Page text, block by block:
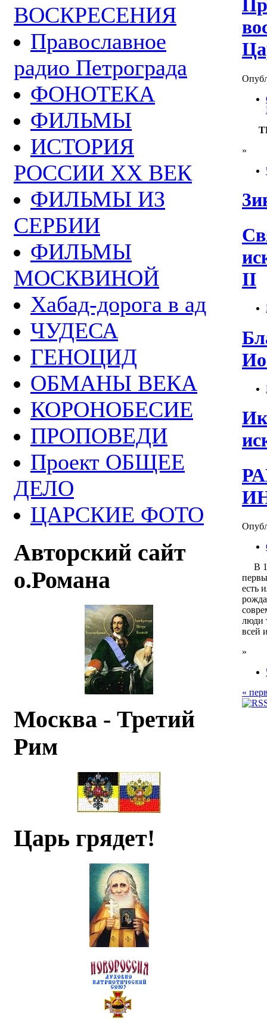
ВОСКРЕСЕНИЯ
Православное
радио Петрограда
ФОНОТЕКА
ФИЛЬМЫ
ИСТОРИЯ
РОССИИ ХХ ВЕК
ФИЛЬМЫ ИЗ
СЕРБИИ
ФИЛЬМЫ
МОСКВИНОЙ
Хабад-дорога в ад
ЧУДЕСА
ГЕНОЦИД
ОБМАНЫ ВЕКА
КОРОНОБЕСИЕ
ПРОПОВЕДИ
Проект ОБЩЕЕ
ДЕЛО
ЦАРСКИЕ ФОТО
Авторский сайт
о.Романа
Москва - Третий
Рим
Царь грядет!
»
II
В
есть
люди
всей
»
«